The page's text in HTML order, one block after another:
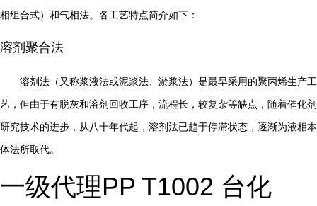
相组合式）和气相法。各工艺特点简介如下：
溶剂聚合法
溶剂法（又称浆液法或泥浆法、淤浆法）是最早采用的聚丙烯生产工
艺，但由于有脱灰和溶剂回收工序，流程长，较复杂等缺点，随着催化剂
研究技术的进步，从八十年代起，溶剂法已趋于停滞状态，逐渐为液相本
体法所取代。
一级代理PP T1002 台化